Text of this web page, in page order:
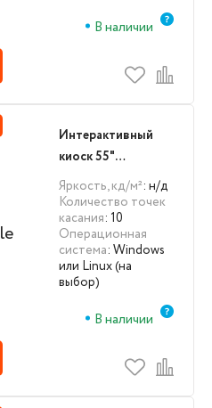
В наличии
Интерактивный
киоск 55"
NEXTOUCH
NextStand 55
Simple
(STDNV2INT55)
Яркость, кд/м²: н/д
Количество точек
касания: 10
Операционная
система: Windows
или Linux (на
выбор)
В наличии